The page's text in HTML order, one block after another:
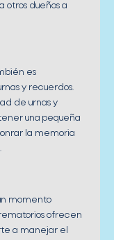
otros dueños a
es
y recuerdos.
de urnas y
una pequeña
la memoria
momento
ofrecen
a manejar el